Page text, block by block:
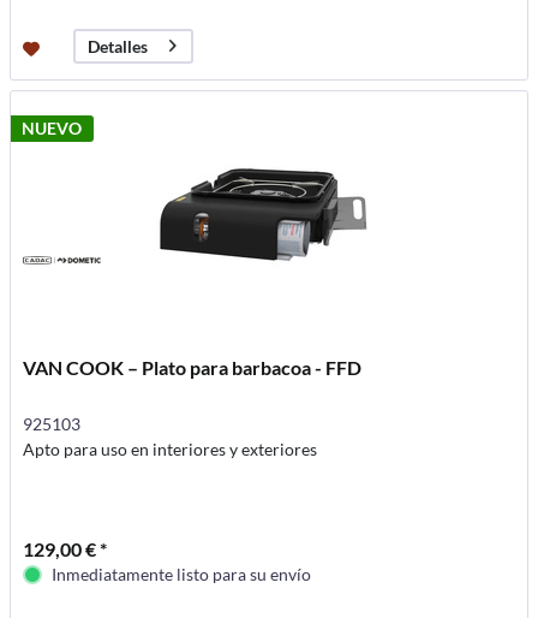
Detalles
NUEVO
VAN COOK – Plato para barbacoa - FFD
925103
Apto para uso en interiores y exteriores
129,00 € *
Inmediatamente listo para su envío